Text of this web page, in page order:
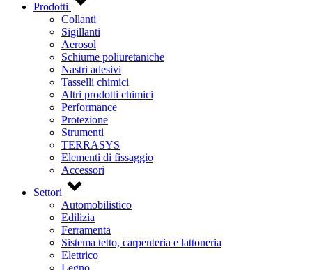
Prodotti
Collanti
Sigillanti
Aerosol
Schiume poliuretaniche
Nastri adesivi
Tasselli chimici
Altri prodotti chimici
Performance
Protezione
Strumenti
TERRASYS
Elementi di fissaggio
Accessori
Settori
Automobilistico
Edilizia
Ferramenta
Sistema tetto, carpenteria e lattoneria
Elettrico
Legno